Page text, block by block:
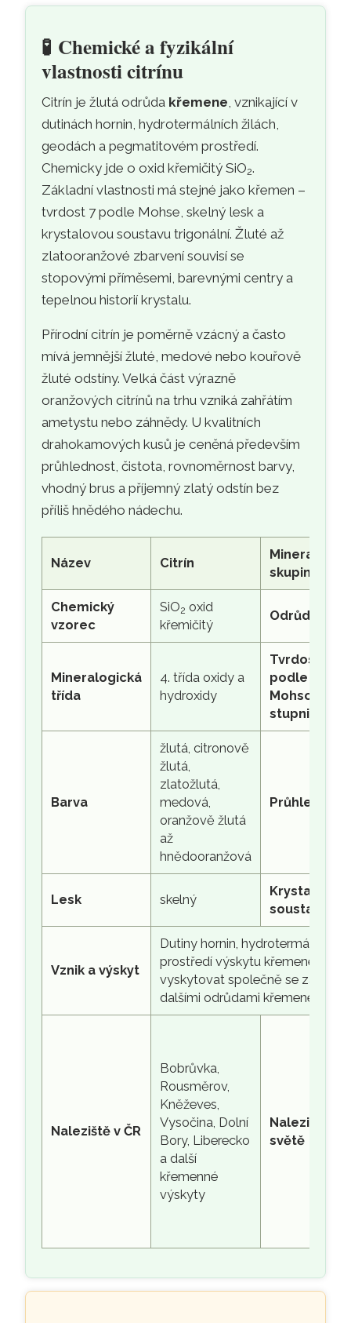
🧪 Chemické a fyzikální
vlastnosti citrínu
Citrín je žlutá odrůda křemene , vznikající v
dutinách hornin, hydrotermálních žilách,
geodách a pegmatitovém prostředí.
Chemicky jde o oxid křemičitý SiO2.
Základní vlastnosti má stejné jako křemen –
tvrdost 7 podle Mohse, skelný lesk a
krystalovou soustavu trigonální. Žluté až
zlatooranžové zbarvení souvisí se
stopovými příměsemi, barevnými centry a
tepelnou historií krystalu.
Přírodní citrín je poměrně vzácný a často
mívá jemnější žluté, medové nebo kouřově
žluté odstíny. Velká část výrazně
oranžových citrínů na trhu vzniká zahřátím
ametystu nebo záhnědy. U kvalitních
drahokamových kusů je ceněná především
průhlednost, čistota, rovnoměrnost barvy,
vhodný brus a příjemný zlatý odstín bez
příliš hnědého nádechu.
Název Citrín
skupina
Chemický
vzorec
SiO2 oxid
křemičitý
Odrůda
Mineralogická
třída
4. třída oxidy a
hydroxidy
Tvrdost
podle
Mohsovy
stupnice
Barva
žlutá, citronově
žlutá,
zlatožlutá,
medová,
oranžově žlutá
až
hnědooranžová
Průhlednost
Lesk skelný
Krystalová
soustava
Vznik a výskyt
Dutiny hornin, hydrotermální
prostředí výskytu křemene; citrín
vyskytovat společně se
dalšími odrůdami křemene.
Naleziště v ČR
Bobrůvka,
Rousměrov,
Kněževes,
Vysočina, Dolní
Bory, Liberecko
a další
křemenné
výskyty
Naleziště ve
světě